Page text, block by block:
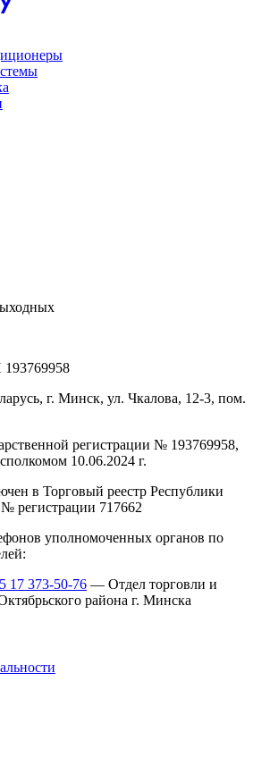
г. Минск, ул. Чкалова, 12-3, пом.
регистрации № 193769958,
10.06.2024 г.
в Торговый реестр Республики
№ регистрации 717662
уполномоченных органов по
17 373-50-76 — Отдел торговли и
района г. Минска